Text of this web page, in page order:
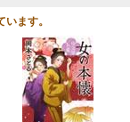
ます。